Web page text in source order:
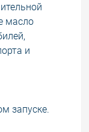
масло
и
запуске.